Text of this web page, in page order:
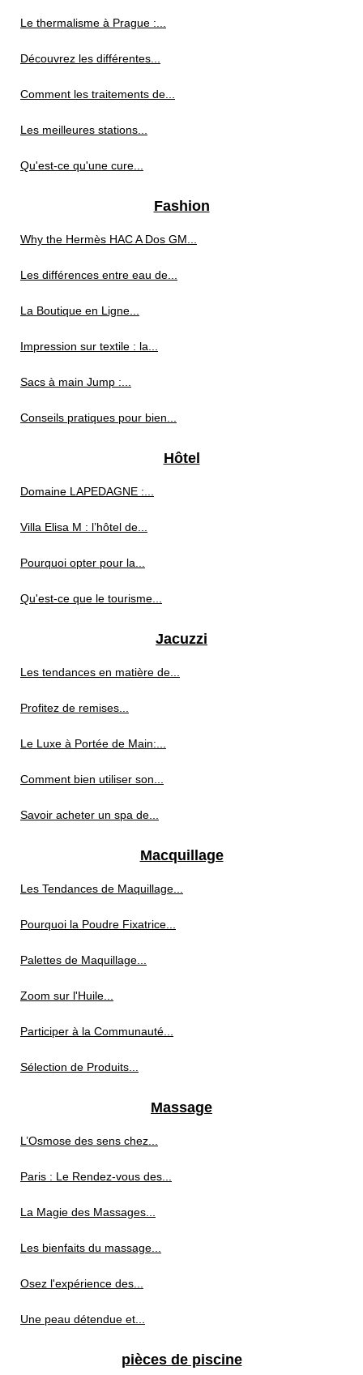
Le thermalisme à Prague :...
Découvrez les différentes...
Comment les traitements de...
Les meilleures stations...
Qu'est-ce qu'une cure...
Fashion
Why the Hermès HAC A Dos GM...
Les différences entre eau de...
La Boutique en Ligne...
Impression sur textile : la...
Sacs à main Jump :...
Conseils pratiques pour bien...
Hôtel
Domaine LAPEDAGNE :...
Villa Elisa M : l’hôtel de...
Pourquoi opter pour la...
Qu'est-ce que le tourisme...
Jacuzzi
Les tendances en matière de...
Profitez de remises...
Le Luxe à Portée de Main:...
Comment bien utiliser son...
Savoir acheter un spa de...
Macquillage
Les Tendances de Maquillage...
Pourquoi la Poudre Fixatrice...
Palettes de Maquillage...
Zoom sur l'Huile...
Participer à la Communauté...
Sélection de Produits...
Massage
L’Osmose des sens chez...
Paris : Le Rendez-vous des...
La Magie des Massages...
Les bienfaits du massage...
Osez l'expérience des...
Une peau détendue et...
pièces de piscine